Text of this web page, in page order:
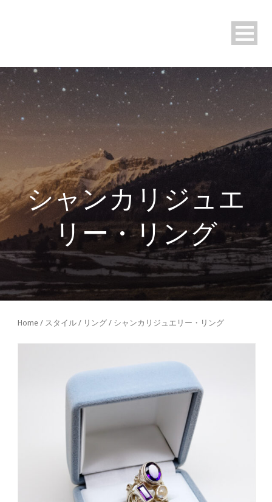
シャンカリジュエ
リー・リング
Home / スタイル / リング / シャンカリジュエリー・リング